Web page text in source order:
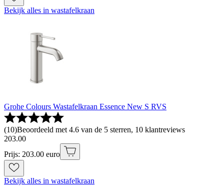
Bekijk alles in wastafelkraan
Grohe Colours Wastafelkraan Essence New S RVS
(10)Beoordeeld met 4.6 van de 5 sterren, 10 klantreviews
203.00
Prijs: 203.00 euro
Bekijk alles in wastafelkraan